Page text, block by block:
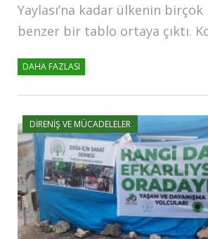
Yaylası’na kadar ülkenin
benzer bir tablo ortaya çıktı.
DAHA FAZLASI
DIRENIŞ VE MÜCADELELER